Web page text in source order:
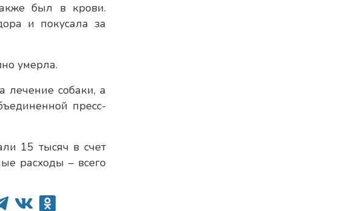
был в крови.
и покусала за
умерла.
лечение собаки, а
пресс-
15 тысяч в счет
расходы – всего